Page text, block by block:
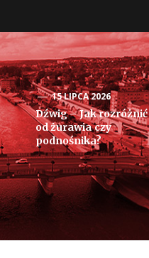
15 LIPCA 2026
Dźwig – Jak rozróżnić
od żurawia czy
podnośnika?